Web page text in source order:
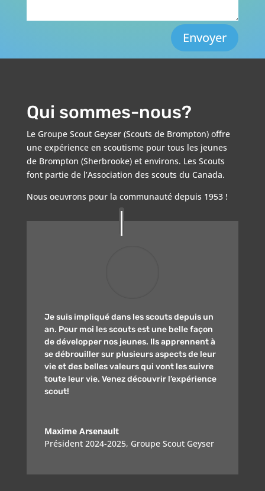
Envoyer
Qui sommes-nous?
Le Groupe Scout Geyser (Scouts de Brompton) offre
une expérience en scoutisme pour tous les jeunes
de Brompton (Sherbrooke) et environs. Les Scouts
font partie de l’Association des scouts du Canada.
Nous oeuvrons pour la communauté depuis 1953 !
Je suis impliqué dans les scouts depuis un
an. Pour moi les scouts est une belle façon
de développer nos jeunes. Ils apprennent à
se débrouiller sur plusieurs aspects de leur
vie et des belles valeurs qui vont les suivre
toute leur vie. Venez découvrir l’expérience
scout!
Maxime Arsenault
Président 2024-2025, Groupe Scout Geyser